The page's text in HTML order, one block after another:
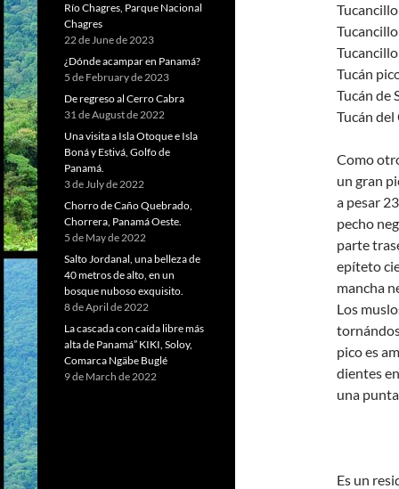
Tucán
Tucán de
Tucán del
Como
un gran
a pesar
pecho
parte
epíteto
mancha
Los
pico es
dientes
una
Es un
Río Chagres, Parque Nacional
Chagres
22 de June de 2023
¿Dónde acampar en Panamá?
5 de February de 2023
De regreso al Cerro Cabra
31 de August de 2022
Una visita a Isla Otoque e Isla
Boná y Estivá, Golfo de
Panamá.
3 de July de 2022
Chorro de Caño Quebrado,
Chorrera, Panamá Oeste.
5 de May de 2022
Salto Jordanal, una belleza de
40 metros de alto, en un
bosque nuboso exquisito.
8 de April de 2022
La cascada con caída libre más
alta de Panamá” KIKI, Soloy,
Comarca Ngäbe Buglé
9 de March de 2022